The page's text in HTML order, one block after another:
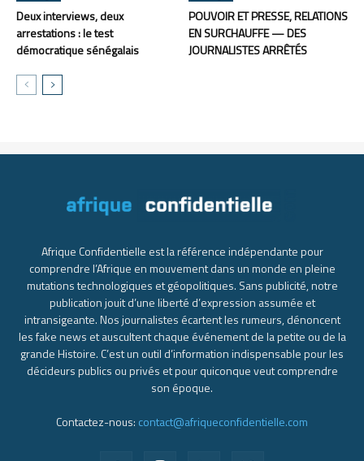
Deux interviews, deux
arrestations : le test
démocratique sénégalais
POUVOIR ET PRESSE, RELATIONS
EN SURCHAUFFE — DES
JOURNALISTES ARRÊTÉS
Afrique Confidentielle est la référence indépendante pour
comprendre l’Afrique en mouvement dans un monde en pleine
mutations technologiques et géopolitiques. Sans publicité, notre
publication jouit d’une liberté d’expression assumée et
intransigeante. Nos journalistes écartent les rumeurs, dénoncent
les fake news et auscultent chaque événement de la petite ou de la
grande Histoire. C’est un outil d’information indispensable pour les
décideurs publics ou privés et pour quiconque veut comprendre
son époque.
Contactez-nous: contact@afriqueconfidentielle.com